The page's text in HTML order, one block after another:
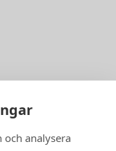
och analysera